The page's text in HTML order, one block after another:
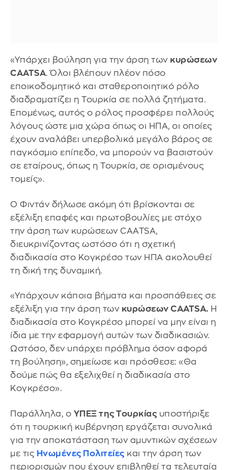
«Υπάρχει βούληση για την άρση των κυρώσεων
CAATSA. Όλοι βλέπουν πλέον πόσο
εποικοδομητικό και σταθεροποιητικό ρόλο
διαδραματίζει η Τουρκία σε πολλά ζητήματα.
Επομένως, αυτός ο ρόλος προσφέρει πολλούς
λόγους ώστε μια χώρα όπως οι ΗΠΑ, οι οποίες
έχουν αναλάβει υπερβολικά μεγάλο βάρος σε
παγκόσμιο επίπεδο, να μπορούν να βασιστούν
σε εταίρους, όπως η Τουρκία, σε ορισμένους
τομείς».
Ο Φιντάν δήλωσε ακόμη ότι βρίσκονται σε
εξέλιξη επαφές και πρωτοβουλίες με στόχο
την άρση των κυρώσεων CAATSA,
διευκρινίζοντας ωστόσο ότι η σχετική
διαδικασία στο Κογκρέσο των ΗΠΑ ακολουθεί
τη δική της δυναμική.
«Υπάρχουν κάποια βήματα και προσπάθειες σε
εξέλιξη για την άρση των κυρώσεων CAATSA. Η
διαδικασία στο Κογκρέσο μπορεί να μην είναι η
ίδια με την εφαρμογή αυτών των διαδικασιών.
Ωστόσο, δεν υπάρχει πρόβλημα όσον αφορά
τη βούληση», σημείωσε και πρόσθεσε: «Θα
δούμε πώς θα εξελιχθεί η διαδικασία στο
Κογκρέσο».
Παράλληλα, ο ΥΠΕΞ της Τουρκίας υποστήριξε
ότι η τουρκική κυβέρνηση εργάζεται συνολικά
για την αποκατάσταση των αμυντικών σχέσεων
με τις Ηνωμένες Πολιτείες και την άρση των
περιορισμών που έχουν επιβληθεί τα τελευταία